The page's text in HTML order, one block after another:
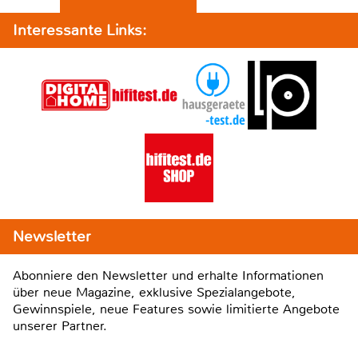
Interessante Links:
Newsletter
Abonniere den Newsletter und erhalte Informationen
über neue Magazine, exklusive Spezialangebote,
Gewinnspiele, neue Features sowie limitierte Angebote
unserer Partner.